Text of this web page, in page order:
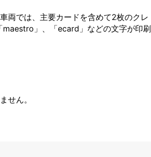
両では、主要カードを含めて2枚のクレ
」、「ecard」などの文字が印刷
せん。